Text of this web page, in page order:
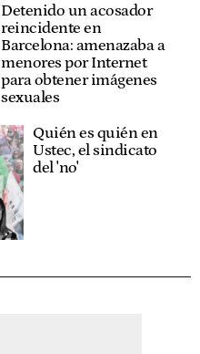
Detenido un acosador
reincidente en
Barcelona: amenazaba a
menores por Internet
para obtener imágenes
sexuales
Quién es quién en
Ustec, el sindicato
del 'no'